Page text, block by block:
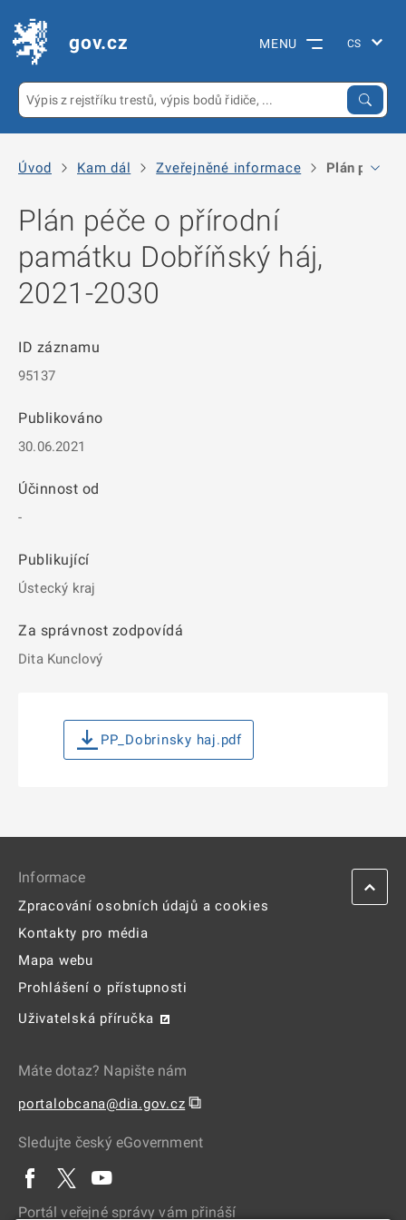
gov.cz MENU
Úvod Kam dál Zveřejněné informace Plán péče o
Plán péče o přírodní
památku Dobříňský háj,
2021-2030
ID záznamu
95137
Publikováno
30.06.2021
Účinnost od
-
Publikující
Ústecký kraj
Za správnost zodpovídá
Dita Kunclový
PP_Dobrinsky haj.pdf
Informace
Zpracování osobních údajů a cookies
Kontakty pro média
Mapa webu
Prohlášení o přístupnosti
Uživatelská příručka
Máte dotaz? Napište nám
portalobcana@dia.gov.cz ⧉
Sledujte český eGovernment
Portál veřejné správy vám přináší